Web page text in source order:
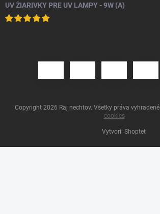
UV ŽIARIVKY PRE UV LAMPY - 9W (A)
Vytvoril Shoptet
Copyright 2026 Raj nechtov. Všetky práva vyhradené.
cookies